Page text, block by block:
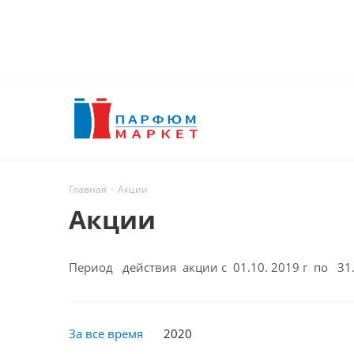
Главная - Акции
Акции
Период действия акции с 01.10. 2019 г по
За все время 2020